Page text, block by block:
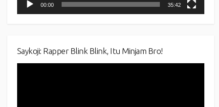
00:00 35:42
Saykoji: Rapper Blink Blink, Itu Minjam Bro!